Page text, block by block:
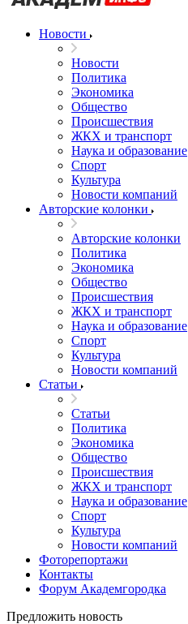
Новости
Новости
Политика
Экономика
Общество
Происшествия
ЖКХ и транспорт
Наука и образование
Спорт
Культура
Новости компаний
Авторские колонки
Авторские колонки
Политика
Экономика
Общество
Происшествия
ЖКХ и транспорт
Наука и образование
Спорт
Культура
Новости компаний
Статьи
Статьи
Политика
Экономика
Общество
Происшествия
ЖКХ и транспорт
Наука и образование
Спорт
Культура
Новости компаний
Фоторепортажи
Контакты
Форум Академгородка
Предложить новость